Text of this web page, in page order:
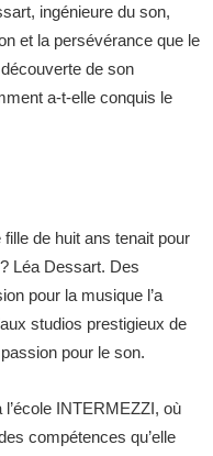
ingénieure du son,
et la persévérance que le
de son
a-t-elle conquis le
de huit ans tenait pour
Léa Dessart. Des
pour la musique l’a
studios prestigieux de
pour le son.
INTERMEZZI, où
compétences qu’elle